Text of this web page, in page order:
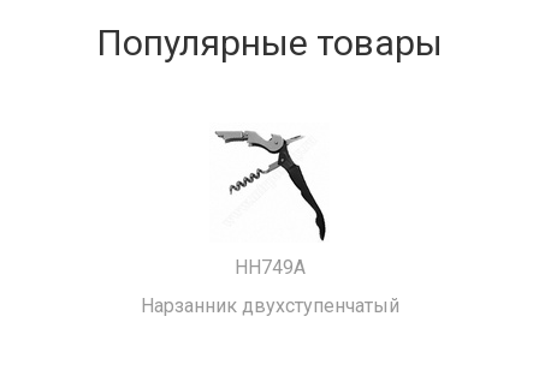
Популярные товары
HH749A
Нарзанник двухступенчатый